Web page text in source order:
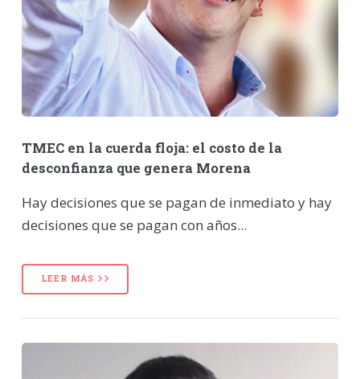
TMEC en la cuerda floja: el costo de la
desconfianza que genera Morena
Hay decisiones que se pagan de inmediato y hay
decisiones que se pagan con años...
LEER MÁS